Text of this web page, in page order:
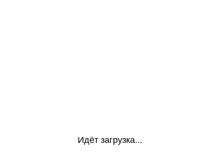
Идёт загрузка...